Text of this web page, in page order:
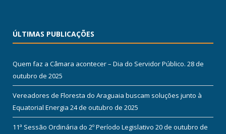
ÚLTIMAS PUBLICAÇÕES
Quem faz a Câmara acontecer – Dia do Servidor Público. 28 de
outubro de 2025
Vereadores de Floresta do Araguaia buscam soluções junto à
Equatorial Energia 24 de outubro de 2025
11ª Sessão Ordinária do 2º Período Legislativo 20 de outubro de